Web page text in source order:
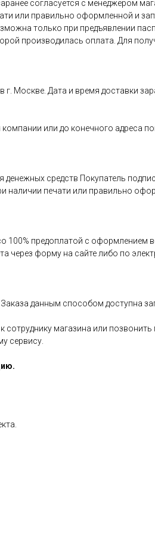
согласуется с менеджером
или правильно оформленной и
только при предъявлении
производилась оплата. Для
Москве. Дата и время доставки
или до конечного адреса
средств Покупатель
наличии печати или правильно
предоплатой с оформлением
форму на сайте либо по
данным способом доступна
магазина или позвонить
сервису.